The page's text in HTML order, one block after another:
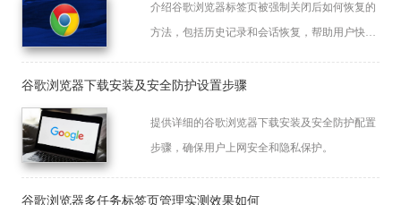
介绍谷歌浏览器标签页被强制关闭后如何恢复的
方法，包括历史记录和会话恢复，帮助用户快速
谷歌浏览器下载安装及安全防护设置步骤
提供详细的谷歌浏览器下载安装及安全防护配置
步骤，确保用户上网安全和隐私保护。
谷歌浏览器多任务标签页管理实测效果如何